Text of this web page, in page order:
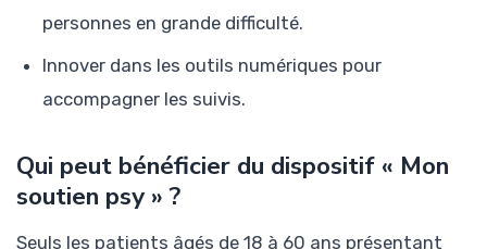
personnes en grande difficulté.
Innover dans les outils numériques pour
accompagner les suivis.
Qui peut bénéficier du dispositif « Mon
soutien psy » ?
Seuls les patients âgés de 18 à 60 ans présentant